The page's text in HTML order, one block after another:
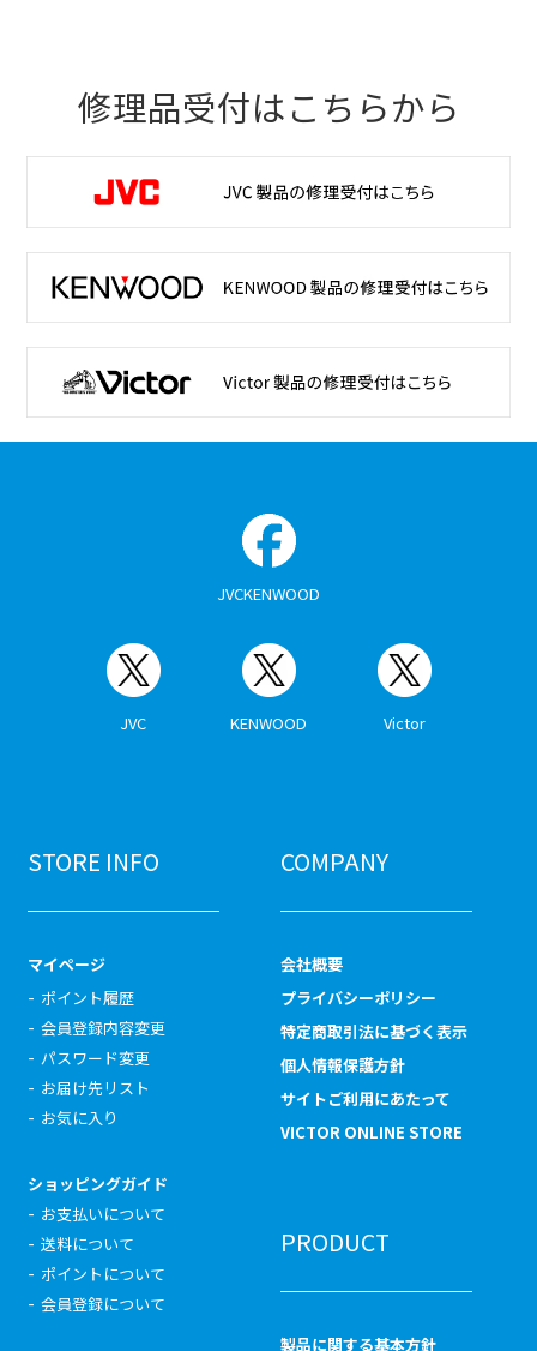
修理品受付はこちらから
JVCKENWOOD
JVC KENWOOD Victor
STORE INFO
マイページ
ポイント履歴
会員登録内容変更
パスワード変更
お届け先リスト
お気に入り
ショッピングガイド
お支払いについて
送料について
ポイントについて
会員登録について
COMPANY
会社概要
プライバシーポリシー
特定商取引法に基づく表示
個人情報保護方針
サイトご利用にあたって
VICTOR ONLINE STORE
PRODUCT
製品に関する基本方針